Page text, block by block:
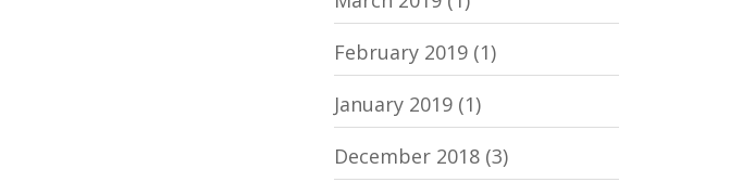
February 2019(1)
January 2019(1)
December 2018(3)